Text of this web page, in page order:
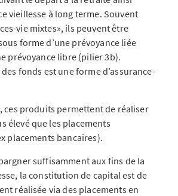
vieillesse à long terme. Souvent
vie mixtes», ils peuvent être
forme d’une prévoyance liée
prévoyance libre (pilier 3b).
des fonds est une forme d’assurance-
ces produits permettent de réaliser
élevé que les placements
placements bancaires).
suffisamment aux fins de la
la constitution de capital est de
réalisée via des placements en